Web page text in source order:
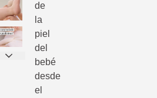
de
la
piel
del
bebé
desde
el